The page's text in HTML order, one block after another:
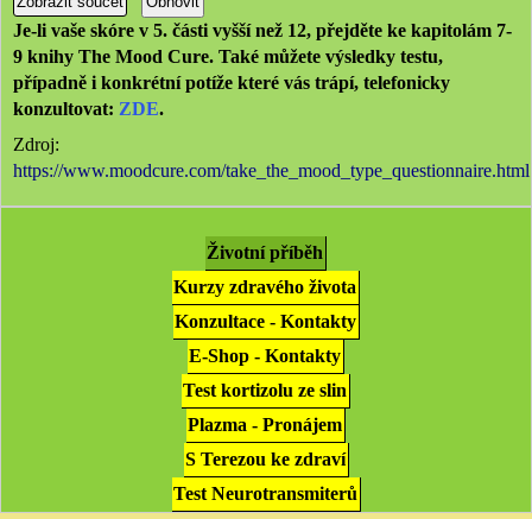
Je-li vaše skóre v 5. části vyšší než 12, přejděte ke kapitolám 7-
9 knihy The Mood Cure. Také můžete výsledky testu,
případně i konkrétní potíže které vás trápí, telefonicky
konzultovat: ZDE.
Zdroj:
https://www.moodcure.com/take_the_mood_type_questionnaire.html
Životní příběh
Kurzy zdravého života
Konzultace - Kontakty
E-Shop - Kontakty
Test kortizolu ze slin
Plazma - Pronájem
S Terezou ke zdraví
Test Neurotransmiterů